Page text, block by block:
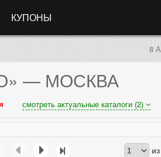
КУПОНЫ
8
— МОСКВА
смотреть актуальные каталоги (2)
из